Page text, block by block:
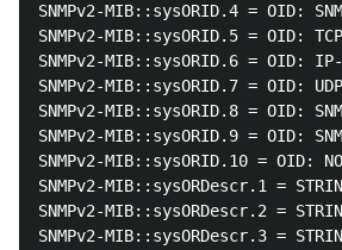
SNMPv2-MIB::sysORID.4 = OID:
SNMPv2-MIB::sysORID.5 = OID:
SNMPv2-MIB::sysORID.6 = OID:
SNMPv2-MIB::sysORID.7 = OID:
SNMPv2-MIB::sysORID.8 = OID:
SNMPv2-MIB::sysORID.9 = OID:
SNMPv2-MIB::sysORID.10 = OID:
SNMPv2-MIB::sysORDescr.1 =
SNMPv2-MIB::sysORDescr.2 =
SNMPv2-MIB::sysORDescr.3 =